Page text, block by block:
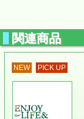
関連商品
NEW PICK UP